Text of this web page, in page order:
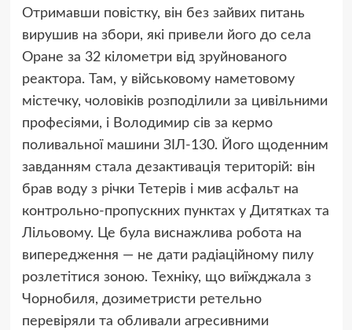
Отримавши повістку, він без зайвих питань
вирушив на збори, які привели його до села
Оране за 32 кілометри від зруйнованого
реактора. Там, у військовому наметовому
містечку, чоловіків розподілили за цивільними
професіями, і Володимир сів за кермо
поливальної машини ЗІЛ-130. Його щоденним
завданням стала дезактивація територій: він
брав воду з річки Тетерів і мив асфальт на
контрольно-пропускних пунктах у Дитятках та
Лільовому. Це була виснажлива робота на
випередження — не дати радіаційному пилу
розлетітися зоною. Техніку, що виїжджала з
Чорнобиля, дозиметристи ретельно
перевіряли та обливали агресивними